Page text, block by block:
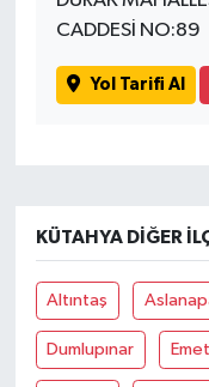
CADDESİ NO:89
Yol Tarifi Al
KÜTAHYA DIĞER
Altıntaş
Dumlupınar Emet